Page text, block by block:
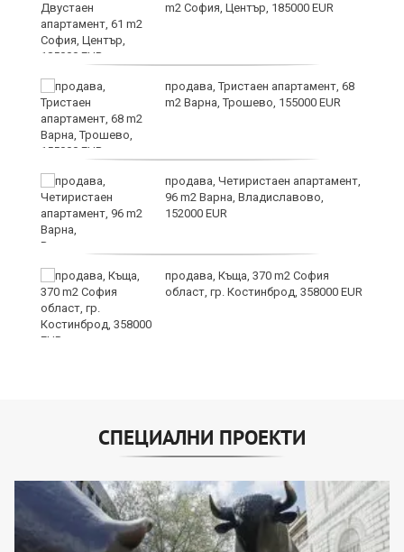
m2 София, Център, 185000 EUR
продава, Тристаен апартамент, 68
m2 Варна, Трошево, 155000 EUR
продава, Четиристаен апартамент,
96 m2 Варна, Владиславово,
152000 EUR
продава, Къща, 370 m2 София
област, гр. Костинброд, 358000 EUR
СПЕЦИАЛНИ ПРОЕКТИ